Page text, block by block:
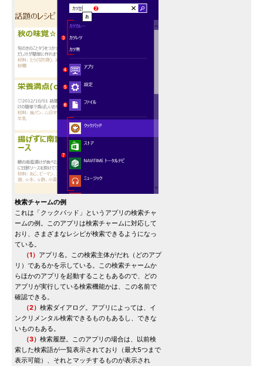
検索チャームの例
これは「クックパッド」というアプリの検索チャ
ームの例。このアプリは検索チャームに対応して
おり、さまざまなレシピが検索できるようになっ
ている。
（1） アプリ名。この検索主体がだれ（どのアプ
リ）であるかを示している。この検索チャームか
らほかのアプリを起動することもあるので、どの
アプリが実行している検索機能かは、この名前で
確認できる。
（2） 検索ダイアログ。アプリによっては、イ
ンクリメンタル検索できるものもあるし、できな
いものもある。
（3） 検索履歴。このアプリの場合は、以前検
索した検索語が一覧表示されており（最大5つまで
表示可能）、それとマッチするものが表示され